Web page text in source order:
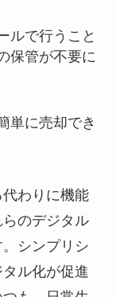
ルで行うこと
保管が不要に
単に売却でき
わりに機能
のデジタル
シンプリシ
ル化が促進